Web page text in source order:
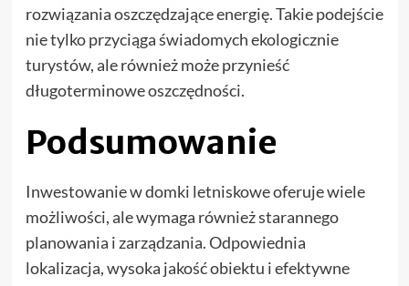
rozwiązania oszczędzające energię. Takie podejście
nie tylko przyciąga świadomych ekologicznie
turystów, ale również może przynieść
długoterminowe oszczędności.
Podsumowanie
Inwestowanie w domki letniskowe oferuje wiele
możliwości, ale wymaga również starannego
planowania i zarządzania. Odpowiednia
lokalizacja, wysoka jakość obiektu i efektywne